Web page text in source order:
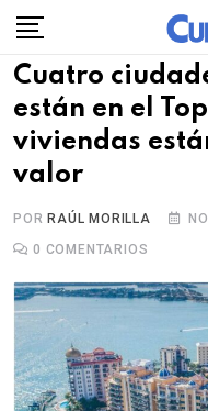
Skip
content
Cuatro
están en el
viviendas
valor
POR RAÚL MORILLA
0 COMENTARIOS